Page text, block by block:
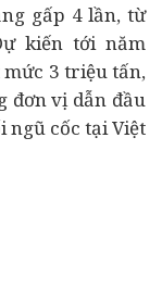
gấp 4 lần, từ
kiến tới năm
mức 3 triệu tấn,
đơn vị dẫn đầu
ngũ cốc tại Việt